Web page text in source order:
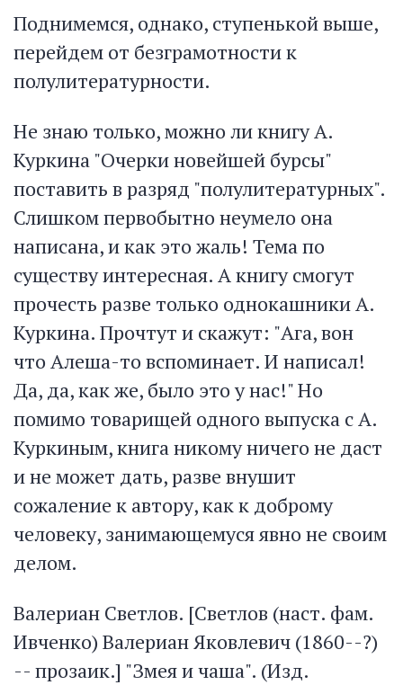
Поднимемся, однако, ступенькой выше,
перейдем от безграмотности к
полулитературности.
Не знаю только, можно ли книгу А.
Куркина "Очерки новейшей бурсы"
поставить в разряд "полулитературных".
Слишком первобытно неумело она
написана, и как это жаль! Тема по
существу интересная. А книгу смогут
прочесть разве только однокашники А.
Куркина. Прочтут и скажут: "Ага, вон
что Алеша-то вспоминает. И написал!
Да, да, как же, было это у нас!" Но
помимо товарищей одного выпуска с А.
Куркиным, книга никому ничего не даст
и не может дать, разве внушит
сожаление к автору, как к доброму
человеку, занимающемуся явно не своим
делом.
Валериан Светлов. [Светлов (наст. фам.
Ивченко) Валериан Яковлевич (1860--?)
-- прозаик.] "Змея и чаша". (Изд.